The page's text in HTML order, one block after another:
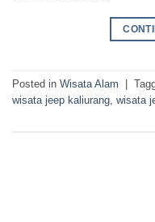
Posted in Wisata Alam
wisata jeep kaliurang, wisata